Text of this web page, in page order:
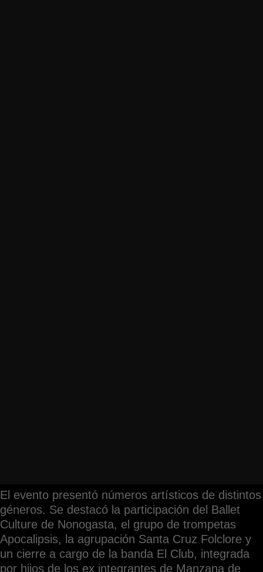
El evento presentó números artísticos de distintos
géneros. Se destacó la participación del Ballet
Culture de Nonogasta, el grupo de trompetas
Apocalipsis, la agrupación Santa Cruz Folclore y
un cierre a cargo de la banda El Club, integrada
por hijos de los ex integrantes de Manzana de